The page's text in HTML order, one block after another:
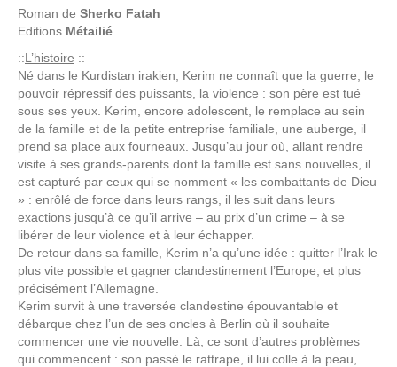
Roman de Sherko Fatah
Editions Métailié
::L’histoire ::
Né dans le Kurdistan irakien, Kerim ne connaît que la guerre, le
pouvoir répressif des puissants, la violence : son père est tué
sous ses yeux. Kerim, encore adolescent, le remplace au sein
de la famille et de la petite entreprise familiale, une auberge, il
prend sa place aux fourneaux. Jusqu’au jour où, allant rendre
visite à ses grands-parents dont la famille est sans nouvelles, il
est capturé par ceux qui se nomment « les combattants de Dieu
» : enrôlé de force dans leurs rangs, il les suit dans leurs
exactions jusqu’à ce qu’il arrive – au prix d’un crime – à se
libérer de leur violence et à leur échapper.
De retour dans sa famille, Kerim n’a qu’une idée : quitter l’Irak le
plus vite possible et gagner clandestinement l’Europe, et plus
précisément l’Allemagne.
Kerim survit à une traversée clandestine épouvantable et
débarque chez l’un de ses oncles à Berlin où il souhaite
commencer une vie nouvelle. Là, ce sont d’autres problèmes
qui commencent : son passé le rattrape, il lui colle à la peau,